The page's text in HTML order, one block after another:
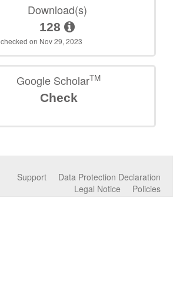
Download(s)
128
checked on Nov 29, 2023
Google ScholarTM
Check
Data Protection Declaration
Support
Policies
Legal Notice